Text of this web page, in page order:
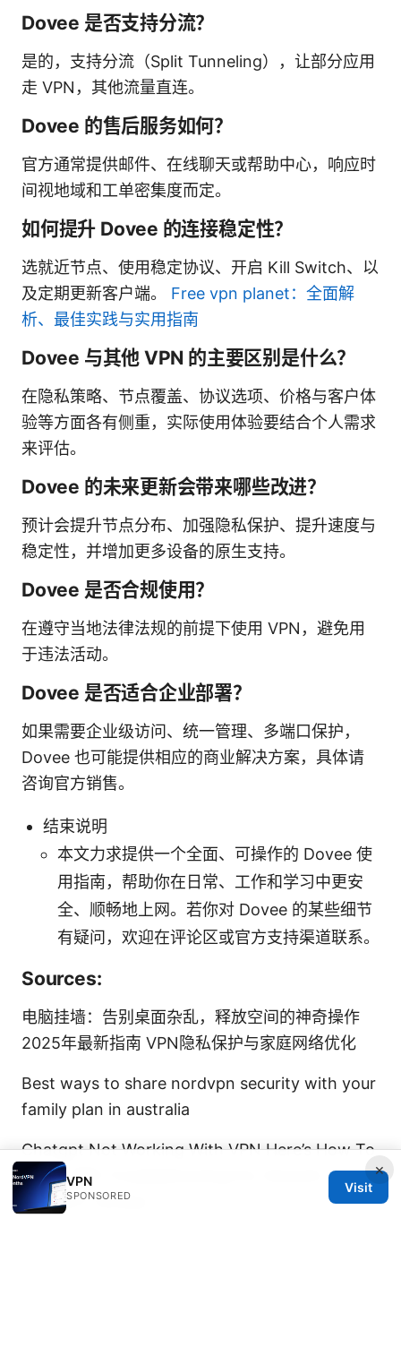
Dovee 是否支持分流？
是的，支持分流（Split Tunneling），让部分应用
走 VPN，其他流量直连。
Dovee 的售后服务如何？
官方通常提供邮件、在线聊天或帮助中心，响应时
间视地域和工单密集度而定。
如何提升 Dovee 的连接稳定性？
选就近节点、使用稳定协议、开启 Kill Switch、以
及定期更新客户端。 Free vpn planet：全面解
析、最佳实践与实用指南
Dovee 与其他 VPN 的主要区别是什么？
在隐私策略、节点覆盖、协议选项、价格与客户体
验等方面各有侧重，实际使用体验要结合个人需求
来评估。
Dovee 的未来更新会带来哪些改进？
预计会提升节点分布、加强隐私保护、提升速度与
稳定性，并增加更多设备的原生支持。
Dovee 是否合规使用？
在遵守当地法律法规的前提下使用 VPN，避免用
于违法活动。
Dovee 是否适合企业部署？
如果需要企业级访问、统一管理、多端口保护，
Dovee 也可能提供相应的商业解决方案，具体请
咨询官方销售。
结束说明
本文力求提供一个全面、可操作的 Dovee 使
用指南，帮助你在日常、工作和学习中更安
全、顺畅地上网。若你对 Dovee 的某些细节
有疑问，欢迎在评论区或官方支持渠道联系。
Sources:
电脑挂墙：告别桌面杂乱，释放空间的神奇操作
2025年最新指南 VPN隐私保护与家庭网络优化
Best ways to share nordvpn security with your
family plan in australia
Chatgpt Not Working With VPN Here’s How To
Fix It: VPN Troubleshooting For Smooth
ChatGPT Access
×
VPN
SPONSORED
Visit